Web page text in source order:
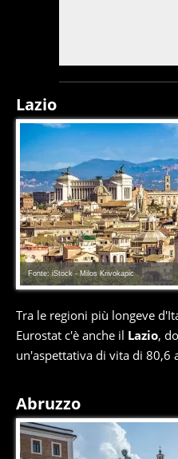
Lazio
Fonte: iStock - Milos Krivokapic
Tra le regioni più longeve
Eurostat c'è anche il Lazio,
un'aspettativa di vita di 80,6
Abruzzo